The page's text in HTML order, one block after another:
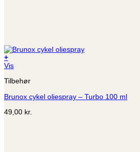
+
Vis
Tilbehør
Brunox cykel oliespray – Turbo 100 ml
49,00 kr.